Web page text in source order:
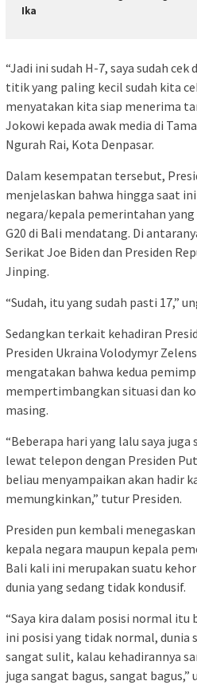
Ika
“Jadi ini sudah H-7, saya sudah
titik yang paling kecil sudah kita
menyatakan kita siap menerima
Jokowi kepada awak media di
Ngurah Rai, Kota Denpasar.
Dalam kesempatan tersebut,
menjelaskan bahwa hingga saat ini
negara/kepala pemerintahan
G20 di Bali mendatang. Di
Serikat Joe Biden dan Presiden
Jinping.
“Sudah, itu yang sudah pasti 17,”
Sedangkan terkait kehadiran
Presiden Ukraina Volodymyr
mengatakan bahwa kedua
mempertimbangkan situasi dan
masing.
“Beberapa hari yang lalu saya
lewat telepon dengan Presiden
beliau menyampaikan akan hadir
memungkinkan,” tutur Presiden.
Presiden pun kembali
kepala negara maupun kepala
Bali kali ini merupakan suatu
dunia yang sedang tidak kondusif.
“Saya kira dalam posisi normal itu
ini posisi yang tidak normal, dunia
sangat sulit, kalau kehadirannya
juga sangat bagus, sangat bagus,”